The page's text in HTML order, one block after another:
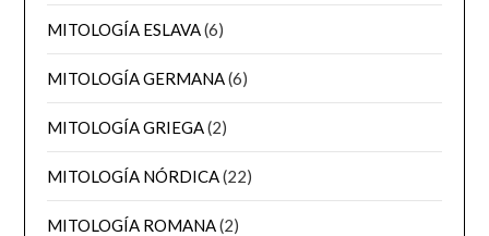
MITOLOGÍA ESLAVA(6)
MITOLOGÍA GERMANA(6)
MITOLOGÍA GRIEGA(2)
MITOLOGÍA NÓRDICA(22)
MITOLOGÍA ROMANA(2)